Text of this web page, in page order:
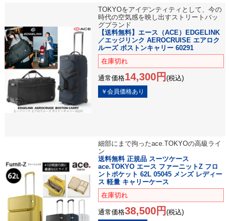
TOKYOをアイデンティティとして、今の
時代の空気感を映し出すストリートバッ
グブランド
【送料無料】エース（ACE）EDGELINK
／エッジリンク AEROCRUISE エアロク
ルーズ ボストンキャリー 60291
在庫切れ
通常価格14,300円 (税込)
細部にまで拘ったace.TOKYOの高級ライ
ン
送料無料 正規品 スーツケース
ace.TOKYO エース ファーニットZ フロ
ントポケット 62L 05045 メンズ レディー
ス 軽量 キャリーケース
在庫切れ
通常価格38,500円 (税込)